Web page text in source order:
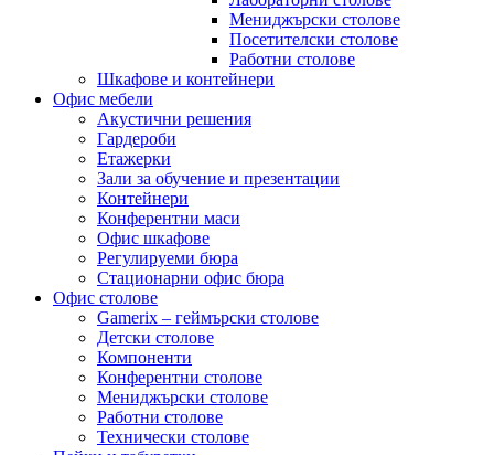
Мениджърски столове
Посетителски столове
Работни столове
Шкафове и контейнери
Офис мебели
Акустични решения
Гардероби
Етажерки
Зали за обучение и презентации
Контейнери
Конферентни маси
Офис шкафове
Регулируеми бюра
Стационарни офис бюра
Офис столове
Gamerix – геймърски столове
Детски столове
Компоненти
Конферентни столове
Мениджърски столове
Работни столове
Технически столове